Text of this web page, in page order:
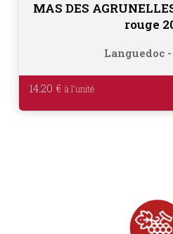
MAS DES
rouge
Languedoc
14.20 €